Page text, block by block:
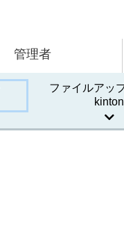
管理者
ファイルアッ